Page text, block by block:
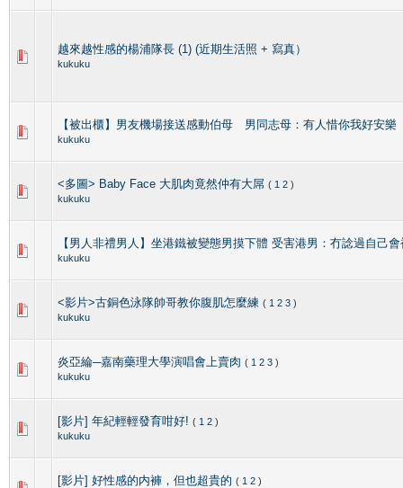
越來越性感的楊浦隊長 (1) (近期生活照 + 寫真）
kukuku
【被出櫃】男友機場接送感動伯母 男同志母：有人惜你我好安樂
kukuku
<多圖> Baby Face 大肌肉竟然仲有大屌 ( 1 2 )
kukuku
【男人非禮男人】坐港鐵被變態男摸下體 受害港男：冇諗過自己
kukuku
<影片>古銅色泳隊帥哥教你腹肌怎麼練 ( 1 2 3 )
kukuku
炎亞綸─嘉南藥理大學演唱會上賣肉 ( 1 2 3 )
kukuku
[影片] 年紀輕輕發育咁好! ( 1 2 )
kukuku
[影片] 好性感的内褲，但也超貴的 ( 1 2 )